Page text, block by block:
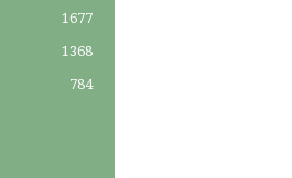
1677
1368
784